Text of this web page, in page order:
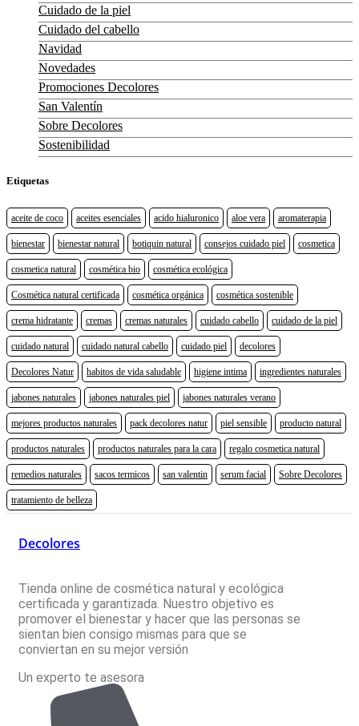
Cuidado de la piel
Cuidado del cabello
Navidad
Novedades
Promociones Decolores
San Valentín
Sobre Decolores
Sostenibilidad
Etiquetas
aceite de coco aceites esenciales acido hialuronico aloe vera aromaterapia
bienestar bienestar natural botiquin natural consejos cuidado piel cosmetica
cosmetica natural cosmética bio cosmética ecológica
Cosmética natural certificada cosmética orgánica cosmética sostenible
crema hidratante cremas cremas naturales cuidado cabello cuidado de la piel
cuidado natural cuidado natural cabello cuidado piel decolores
Decolores Natur habitos de vida saludable higiene intima ingredientes naturales
jabones naturales jabones naturales piel jabones naturales verano
mejores productos naturales pack decolores natur piel sensible producto natural
productos naturales productos naturales para la cara regalo cosmetica natural
remedios naturales sacos termicos san valentin serum facial Sobre Decolores
tratamiento de belleza
Decolores
Tienda online de cosmética natural y ecológica
certificada y garantizada. Nuestro objetivo es
promover el bienestar y hacer que las personas se
sientan bien consigo mismas para que se
conviertan en su mejor versión
Un experto te asesora